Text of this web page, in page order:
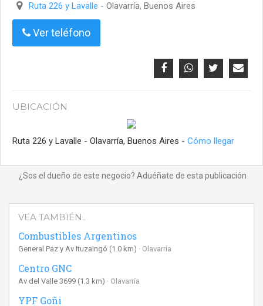
Ruta 226 y Lavalle - Olavarría, Buenos Aires
Ver teléfono
UBICACIÓN
Ruta 226 y Lavalle - Olavarría, Buenos Aires - Cómo llegar
¿Sos el dueño de este negocio? Aduéñate de esta publicación
VEA TAMBIÉN..
Combustibles Argentinos
General Paz y Av Ituzaingó (1.0 km) Olavarría
Centro GNC
Av del Valle 3699 (1.3 km) Olavarría
YPF Goñi